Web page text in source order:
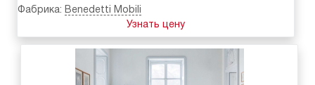
Фабрика: Benedetti Mobili
Узнать цену